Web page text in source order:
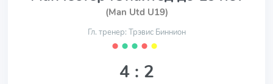
(Man Utd U19)
Гл. тренер: Трэвис Биннион
⬤ ⬤ ⬤ ⬤ ⬤
4 : 2